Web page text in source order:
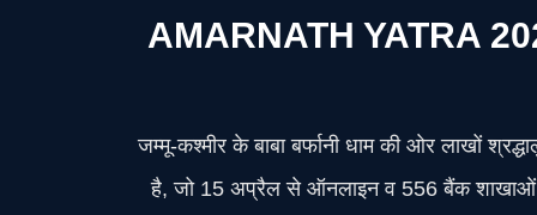
AMARNATH YATRA
जम्मू-कश्मीर के बाबा बर्फानी धाम की ओर लाखों
है, जो 15 अप्रैल से ऑनलाइन व 556 बैंक शाखाओं